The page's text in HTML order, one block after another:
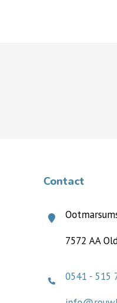
Contact
7572 AA
0541 - 515